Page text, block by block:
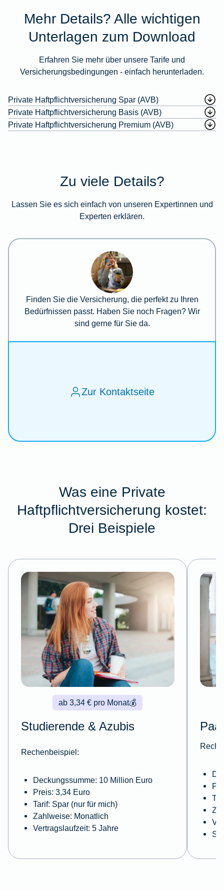
Mehr Details? Alle wichtigen
Unterlagen zum Download
Erfahren Sie mehr über unsere Tarife und
Versicherungsbedingungen - einfach herunterladen.
Private Haftpflichtversicherung Spar (AVB)
Private Haftpflichtversicherung Basis (AVB)
Private Haftpflichtversicherung Premium (AVB)
Zu viele Details?
Lassen Sie es sich einfach von unseren Expertinnen und
Experten erklären.
Finden Sie die Versicherung, die perfekt zu Ihren
Bedürfnissen passt. Haben Sie noch Fragen? Wir
sind gerne für Sie da.
Zur Kontaktseite
Was eine Private
Haftpflichtversicherung kostet:
Drei Beispiele
💰
ab 3,34 € pro Monat
Studierende & Azubis
Rechenbeispiel:
Deckungssumme: 10 Million Euro
Preis: 3,34 Euro
Tarif: Spar (nur für mich)
Zahlweise: Monatlich
Vertragslaufzeit: 5 Jahre